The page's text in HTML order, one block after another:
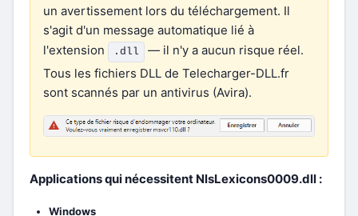
un avertissement lors du téléchargement. Il
s'agit d'un message automatique lié à
l'extension
.dll
— il n'y a aucun risque réel.
Tous les fichiers DLL de Telecharger-DLL.fr
sont scannés par un antivirus (Avira).
Applications qui nécessitent NlsLexicons0009.dll :
Windows